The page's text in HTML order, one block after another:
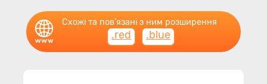
Схожі та пов'язані з ним розширення
.red .blue